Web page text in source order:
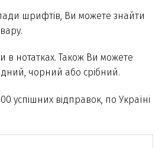
шрифтів, Ви можете знайти
в нотатках. Також Ви можете
чорний або срібний.
успішних відправок, по Україні